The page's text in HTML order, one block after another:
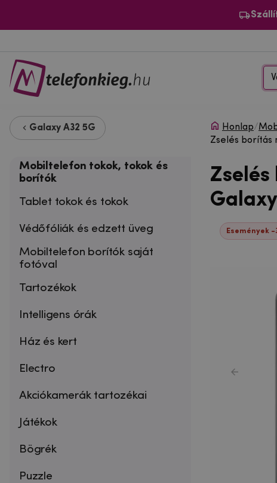
Galaxy A32 5G
Mobiltelefon tokok, tokok és
borítók
Tablet tokok és tokok
Védőfóliák és edzett üveg
Mobiltelefon borítók saját
fotóval
Tartozékok
Intelligens órák
Ház és kert
Electro
Akciókamerák tartozékai
Játékok
Bögrék
Puzzle
Honlap/
Zselés borítás
Zselés
Események -